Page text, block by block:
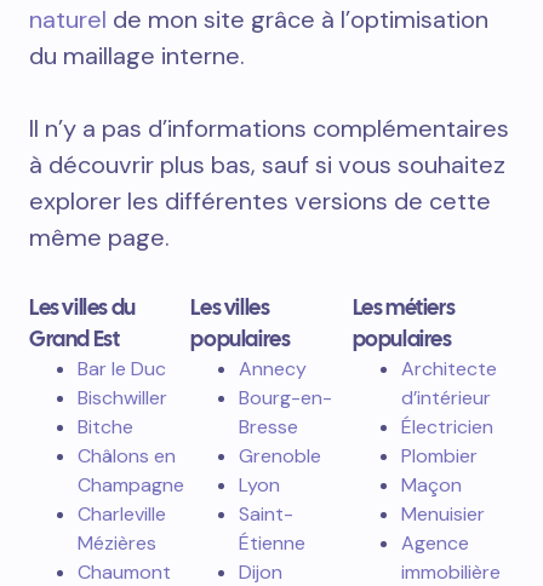
naturel de mon site grâce à l’optimisation
du maillage interne.
Il n’y a pas d’informations complémentaires
à découvrir plus bas, sauf si vous souhaitez
explorer les différentes versions de cette
même page.
Les villes du
Grand Est
Bar le Duc
Bischwiller
Bitche
Châlons en
Champagne
Charleville
Mézières
Chaumont
Les villes
populaires
Annecy
Bourg-en-
Bresse
Grenoble
Lyon
Saint-
Étienne
Dijon
Les métiers
populaires
Architecte
d’intérieur
Électricien
Plombier
Maçon
Menuisier
Agence
immobilière